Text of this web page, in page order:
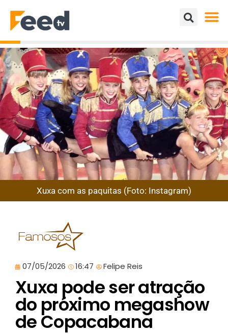
Xuxa com as paquitas (Foto: Instagram)
07/05/2026 16:47 Felipe Reis
Xuxa pode ser atração
do próximo megashow
de Copacabana